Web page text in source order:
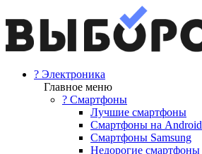
? Электроника
Главное меню
? Смартфоны
Лучшие смартфоны
Смартфоны на Android
Смартфоны Samsung
Недорогие смартфоны